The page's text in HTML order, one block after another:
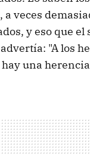
veces
y eso que el
"A los
una